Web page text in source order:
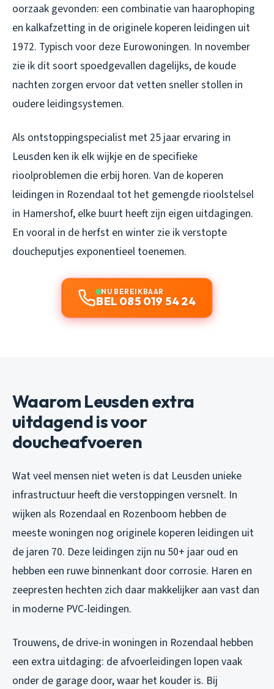
oorzaak gevonden: een combinatie van haarophoping
en kalkafzetting in de originele koperen leidingen uit
1972. Typisch voor deze Eurowoningen. In november
zie ik dit soort spoedgevallen dagelijks, de koude
nachten zorgen ervoor dat vetten sneller stollen in
oudere leidingsystemen.
Als ontstoppingspecialist met 25 jaar ervaring in
Leusden ken ik elk wijkje en de specifieke
rioolproblemen die erbij horen. Van de koperen
leidingen in Rozendaal tot het gemengde rioolstelsel
in Hamershof, elke buurt heeft zijn eigen uitdagingen.
En vooral in de herfst en winter zie ik verstopte
doucheputjes exponentieel toenemen.
NU BEREIKBAAR
BEL 085 019 54 24
Waarom Leusden extra
uitdagend is voor
doucheafvoeren
Wat veel mensen niet weten is dat Leusden unieke
infrastructuur heeft die verstoppingen versnelt. In
wijken als Rozendaal en Rozenboom hebben de
meeste woningen nog originele koperen leidingen uit
de jaren 70. Deze leidingen zijn nu 50+ jaar oud en
hebben een ruwe binnenkant door corrosie. Haren en
zeepresten hechten zich daar makkelijker aan vast dan
in moderne PVC-leidingen.
Trouwens, de drive-in woningen in Rozendaal hebben
een extra uitdaging: de afvoerleidingen lopen vaak
onder de garage door, waar het kouder is. Bij